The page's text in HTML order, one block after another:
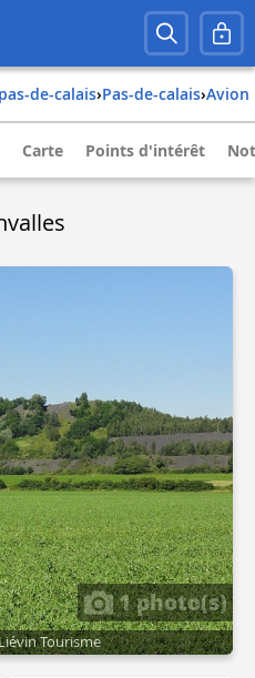
de-calais› pas-de-calais› avion
Carte Points d'intérêt
1 photo(s)
Tourisme